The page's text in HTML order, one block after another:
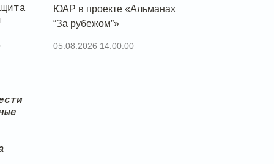
ЮАР в проекте «Альманах
“За рубежом”»
05.08.2026 14:00:00